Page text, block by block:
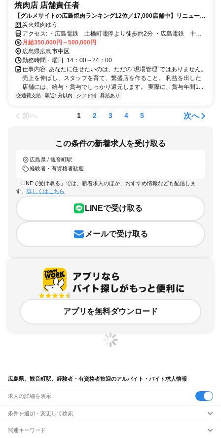
焼肉店 店舗責任者
【グルメサイトの広島焼肉ランキング12位／17,000店舗中】リニューア
ル店舗の”顔”として活躍したい方募集◎
炭火焼肉ゆう
アクセス: ・広島電鉄 土橋町電停より徒歩約2分 ・広島電鉄 十日
市町電停より徒歩約2分 ・広島電鉄 本川町電停より徒歩約6分 ・広
島電鉄 小網町電停より徒歩約5分
月給350,000円～500,000円
広島県広島市中区
勤務時間・曜日: 14：00～24：00
仕事内容: あなたに任せたいのは、ただの“現場管理”ではありません。
売上を伸ばし、スタッフを育て、繁盛店を作ること。 利益を出した
店舗には、給与・賞与でしっかり還元します。 実際に、賞与年間1...
交通費支給 駅近5分以内 シフト制 昇給あり
前へ 1 2 3 4 5 次へ
この条件の新着求人を受け取る
広島県 / 観音町駅
経験者・有資格者歓迎
「LINEで受け取る」では、新着求人のほか、おすすめ情報なども配信しま
す。 詳しくはこちら
LINEで受け取る
メールで受け取る
アプリを無料ダウンロード
広島県、観音町駅、経験者・有資格者歓迎のアルバイト・バイト求人情報
求人の詳細を表示
条件を追加・変更して検索
市区町村を追加・変更
関連キーワード